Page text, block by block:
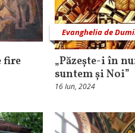
fire
Evanghelia de
„Păzește-i în
suntem și Noi”
16 Iun, 2024